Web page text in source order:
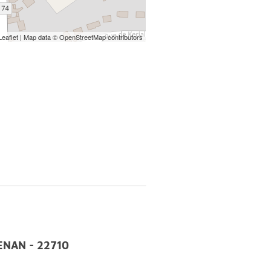
| Map data ©OpenStreetMapcontributors
- 22710